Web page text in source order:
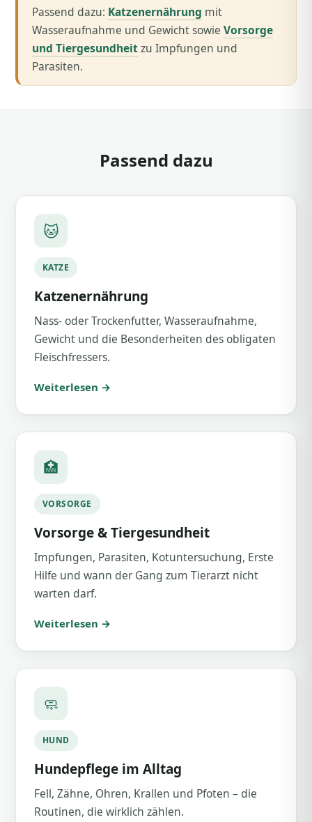
Passend dazu: Katzenernährung mit
Wasseraufnahme und Gewicht sowie Vorsorge
und Tiergesundheitzu Impfungen und
Parasiten.
Passend dazu
🐱
KATZE
Katzenernährung
Nass- oder Trockenfutter, Wasseraufnahme,
Gewicht und die Besonderheiten des obligaten
Fleischfressers.
Weiterlesen →
🏥
VORSORGE
Vorsorge & Tiergesundheit
Impfungen, Parasiten, Kotuntersuchung, Erste
Hilfe und wann der Gang zum Tierarzt nicht
warten darf.
Weiterlesen →
🧼
HUND
Hundepflege im Alltag
Fell, Zähne, Ohren, Krallen und Pfoten – die
Routinen, die wirklich zählen.